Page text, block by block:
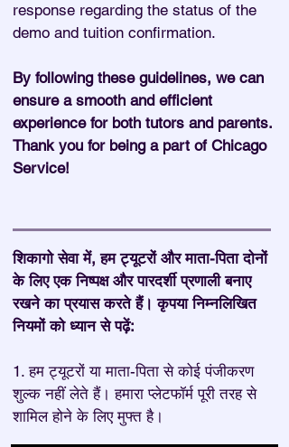
response regarding the status of the
demo and tuition confirmation.
By following these guidelines, we can
ensure a smooth and efficient
experience for both tutors and parents.
Thank you for being a part of Chicago
Service!
शिकागो सेवा में, हम ट्यूटरों और माता-पिता दोनों
के लिए एक निष्पक्ष और पारदर्शी प्रणाली बनाए
रखने का प्रयास करते हैं। कृपया निम्नलिखित
नियमों को ध्यान से पढ़ें:
1. हम ट्यूटरों या माता-पिता से कोई पंजीकरण
शुल्क नहीं लेते हैं। हमारा प्लेटफॉर्म पूरी तरह से
शामिल होने के लिए मुफ्त है।